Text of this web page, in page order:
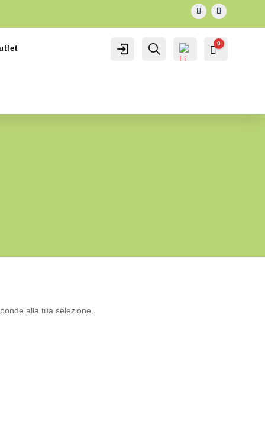
IL MIO
ACCOUNT
Cerca... Carrello
0
alla tua selezione.